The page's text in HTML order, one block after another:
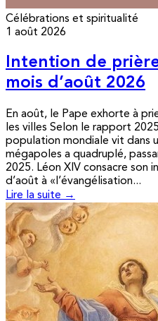
Célébrations et spiritualité
1 août 2026
Intention de
mois d’août 2026
En août, le Pape exhorte à
les villes Selon le rapport
population mondiale vit dans
mégapoles a quadruplé,
2025. Léon XIV consacre son
d’août à «l’évangélisation...
Lire la suite →